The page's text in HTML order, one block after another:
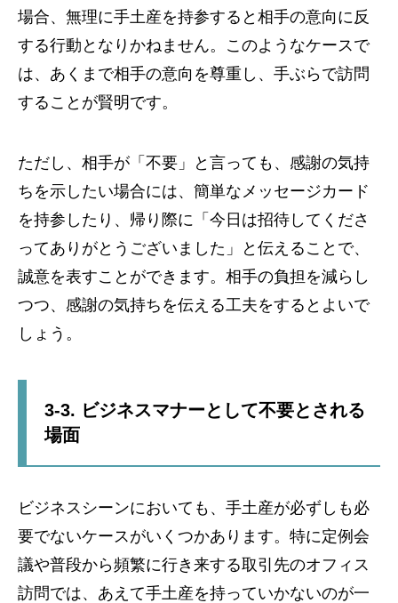
場合、無理に手土産を持参すると相手の意向に反
する行動となりかねません。このようなケースで
は、あくまで相手の意向を尊重し、手ぶらで訪問
することが賢明です。
ただし、相手が「不要」と言っても、感謝の気持
ちを示したい場合には、簡単なメッセージカード
を持参したり、帰り際に「今日は招待してくださ
ってありがとうございました」と伝えることで、
誠意を表すことができます。相手の負担を減らし
つつ、感謝の気持ちを伝える工夫をするとよいで
しょう。
3-3. ビジネスマナーとして不要とされる
場面
ビジネスシーンにおいても、手土産が必ずしも必
要でないケースがいくつかあります。特に定例会
議や普段から頻繁に行き来する取引先のオフィス
訪問では、あえて手土産を持っていかないのが一